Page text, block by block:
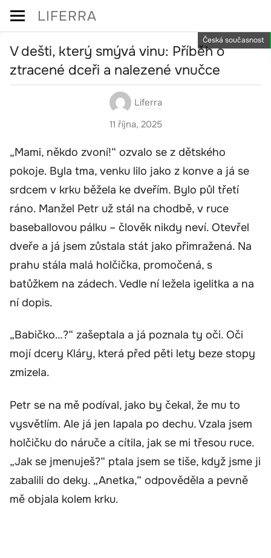
Skip
LIFERRA
Česká současnost
V dešti, který smývá vinu: Příběh o
ztracené dceři a nalezené vnučce
Liferra
11 října, 2025
„Mami, někdo zvoní!“ ozvalo se z dětského
pokoje. Byla tma, venku lilo jako z konve a já se
srdcem v krku běžela ke dveřím. Bylo půl třetí
ráno. Manžel Petr už stál na chodbě, v ruce
baseballovou pálku – člověk nikdy neví. Otevřel
dveře a já jsem zůstala stát jako přimražená. Na
prahu stála malá holčička, promočená, s
batůžkem na zádech. Vedle ní ležela igelitka a na
ní dopis.
„Babičko…?“ zašeptala a já poznala ty oči. Oči
mojí dcery Kláry, která před pěti lety beze stopy
zmizela.
Petr se na mě podíval, jako by čekal, že mu to
vysvětlím. Ale já jen lapala po dechu. Vzala jsem
holčičku do náruče a cítila, jak se mi třesou ruce.
„Jak se jmenuješ?“ ptala jsem se tiše, když jsme ji
zabalili do deky. „Anetka,“ odpověděla a pevně
mě objala kolem krku.